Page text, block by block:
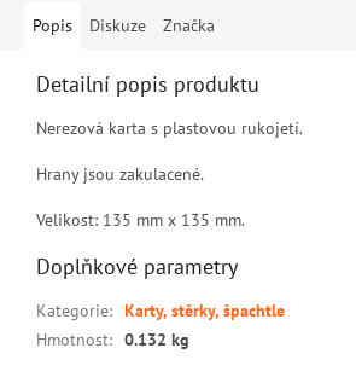
Popis Diskuze Značka
Detailní popis produktu
Nerezová karta s plastovou rukojetí.
Hrany jsou zakulacené.
Velikost: 135 mm x 135 mm.
Doplňkové parametry
Kategorie: Karty, stěrky, špachtle
Hmotnost: 0.132 kg